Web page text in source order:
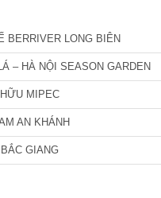
BERRIVER LONG BIÊN
– HÀ NỘI SEASON GARDEN
MIPEC
AN KHÁNH
GIANG